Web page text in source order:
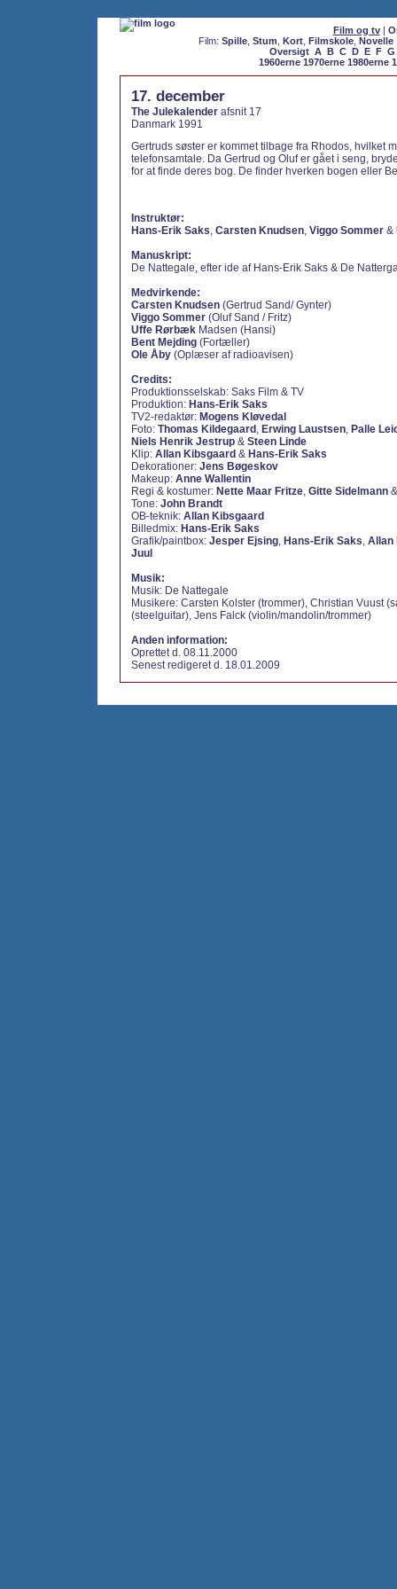
Film og tv|
Film: Spille, Stum Kort, Filmskole, Novelle
Oversigt A B C D E F G
1960erne 1970erne 1980erne
17. december
The Julekalender afsnit 17
Danmark 1991
Gertruds søster er kommet tilbage fra Rhodos, hvilket
telefonsamtale. Da Gertrud og Oluf er gået i seng,
for at finde deres bog. De finder hverken bogen eller
Instruktør:
Hans-Erik Saks, Carsten Knudsen, Viggo Sommer &
Manuskript:
De Nattegale, efter ide af Hans-Erik Saks & De
Medvirkende:
Carsten Knudsen (Gertrud Sand/ Gynter)
Viggo Sommer (Oluf Sand / Fritz)
Uffe Rørbæk Madsen (Hansi)
Bent Mejding (Fortæller)
Ole Åby (Oplæser af radioavisen)
Credits:
Produktionsselskab: Saks Film & TV
Produktion: Hans-Erik Saks
TV2-redaktør: Mogens Kløvedal
Foto: Thomas Kildegaard , Erwing Laustsen, Palle
Niels Henrik Jestrup & Steen Linde
Klip: Allan Kibsgaard & Hans-Erik Saks
Dekorationer: Jens Bøgeskov
Makeup: Anne Wallentin
Regi & kostumer: Nette Maar Fritze, Gitte Sidelmann
Tone: John Brandt
OB-teknik: Allan Kibsgaard
Billedmix: Hans-Erik Saks
Grafik/paintbox: Jesper Ejsing, Hans-Erik Saks, Allan
Juul
Musik:
Musik: De Nattegale
Musikere: Carsten Kolster (trommer), Christian Vuust
(steelguitar), Jens Falck (violin/mandolin/trommer)
Anden information:
Oprettet d. 08.11.2000
Senest redigeret d. 18.01.2009